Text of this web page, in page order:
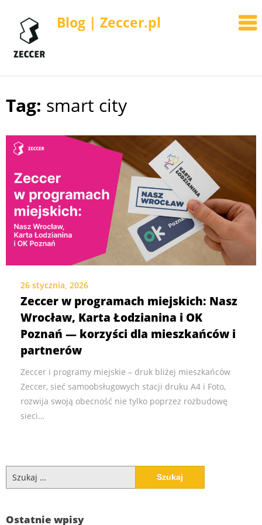
Blog | Zeccer.pl
Skip
Tag: smart city
26 stycznia, 2026
Zeccer w programach miejskich: Nasz
Wrocław, Karta Łodzianina i OK
Poznań — korzyści dla mieszkańców i
partnerów
Zeccer i programy miejskie – druk bliżej mieszkańców
Zeccer, sieć samoobsługowych stacji druku A4 i Foto,
rozwija swoją obecność nie tylko poprzez rozbudowę
sieci…
Ostatnie wpisy